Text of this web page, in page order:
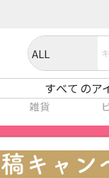
すべてのア
雑貨